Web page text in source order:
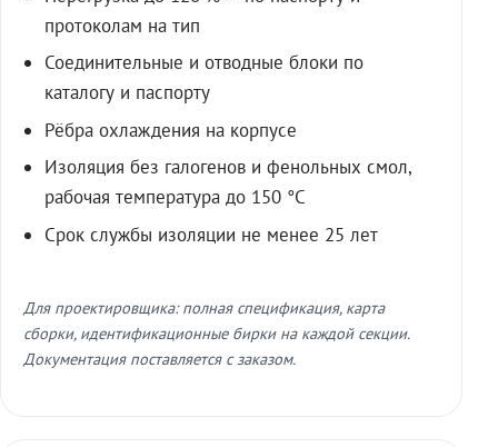
протоколам на тип
Соединительные и отводные блоки по
каталогу и паспорту
Рёбра охлаждения на корпусе
Изоляция без галогенов и фенольных смол,
рабочая температура до 150 °C
Срок службы изоляции не менее 25 лет
Для проектировщика: полная спецификация, карта
сборки, идентификационные бирки на каждой секции.
Документация поставляется с заказом.